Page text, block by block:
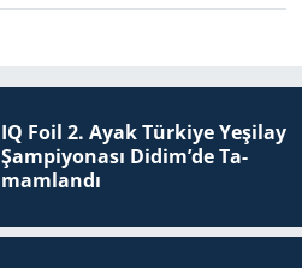
IQ Foil 2. Ayak Tür­ki­ye Ye­şi­lay
Şam­pi­yo­na­sı Didim’de Ta­
mam­lan­dı